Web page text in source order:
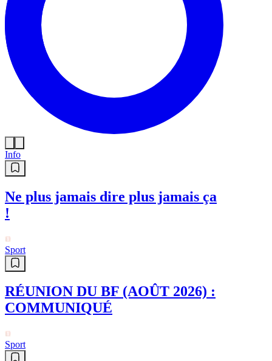
Info
Ne plus jamais dire plus jamais ça
!
Sport
RÉUNION DU BF (AOÛT 2026) :
COMMUNIQUÉ
Sport